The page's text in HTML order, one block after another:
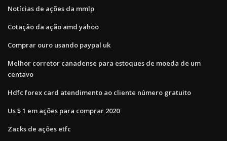
Notícias de ações da mmlp
Cotação da ação amd yahoo
Comprar ouro usando paypal uk
Melhor corretor canadense para estoques de moeda de um
centavo
Hdfc forex card atendimento ao cliente número gratuito
Us $ 1 em ações para comprar 2020
Zacks de ações etfc